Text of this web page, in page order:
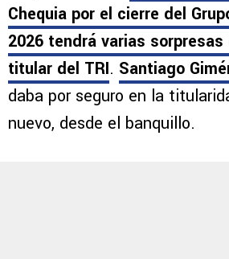
Chequia por el cierre del
2026 tendrá varias sorpresas
titular del TRI. Santiago
daba por seguro en la
nuevo, desde el banquillo.